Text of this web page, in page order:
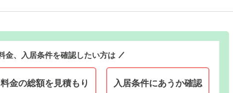
を記載しております。
ブルな
金、入居条件を確認したい方は
料金の総額を見積もり 入居条件にあうか確認